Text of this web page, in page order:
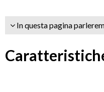
In questa pagina